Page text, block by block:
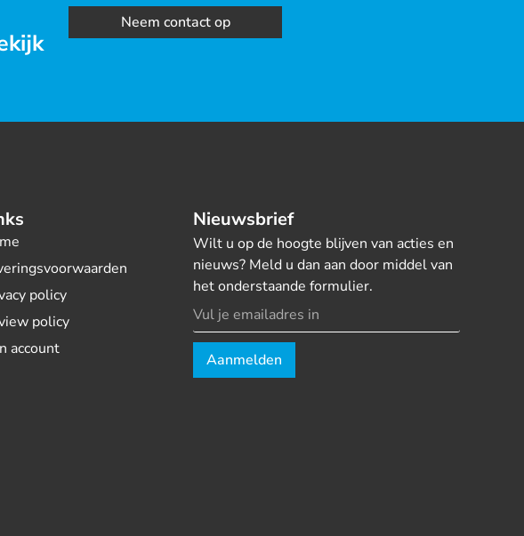
Neem contact op
policy
policy
account
Nieuwsbrief
Wilt u op de hoogte blijven van acties en
nieuws? Meld u dan aan door middel van
het onderstaande formulier.
Aanmelden